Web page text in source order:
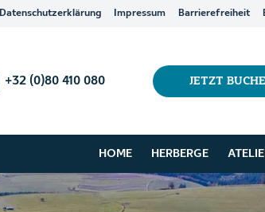
Datenschutzerklärung Impressum Barrierefreiheit
+32 (0)80 410 080 JETZT
HOME HERBERGE